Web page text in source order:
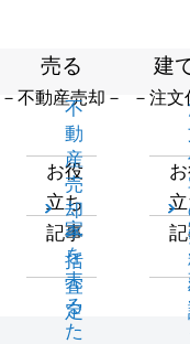
売る
－不動産売却－
不
動
産
売
却
一
括
査
定
お役
立ち
記事
家
を
売
る
た
建
－注文